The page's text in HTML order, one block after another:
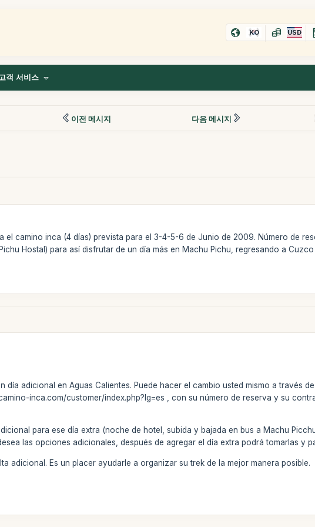
KO USD
고객 서비스
이전 메시지 다음 메시지
el camino inca (4 días) prevista para el 3-4-5-6 de Junio de 2009. Número de
Hostal) para así disfrutar de un día más en Machu Pichu, regresando a
día adicional en Aguas Calientes. Puede hacer el cambio usted mismo a través
inca.com/customer/index.php?lg=es , con su número de reserva y su
para ese día extra (noche de hotel, subida y bajada en bus a Machu
las opciones adicionales, después de agregar el día extra podrá tomarlas y
adicional. Es un placer ayudarle a organizar su trek de la mejor manera posible.